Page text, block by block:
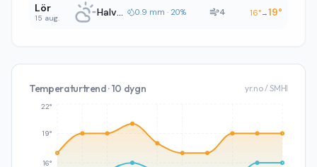
Lör
15 aug. Halvklart 0.9 mm · 20% 4 16°→19°
Temperaturtrend · 10 dygn yr.no / SMHI
16°
19°
22°